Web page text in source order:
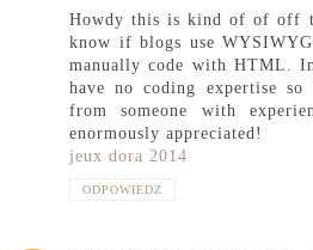
Howdy this is kind of of off
know if blogs use
manually code with HTML.
have no coding expertise
from someone with
enormously appreciated!
jeux dora 2014
ODPOWIEDZ